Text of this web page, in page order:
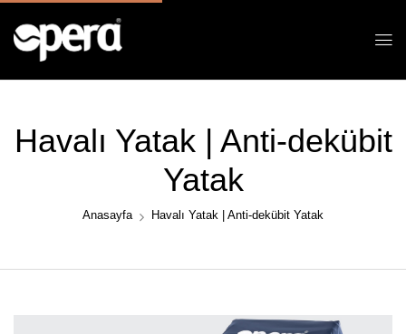
Havalı Yatak | Anti-dekübit
Yatak
Anasayfa Havalı Yatak | Anti-dekübit Yatak